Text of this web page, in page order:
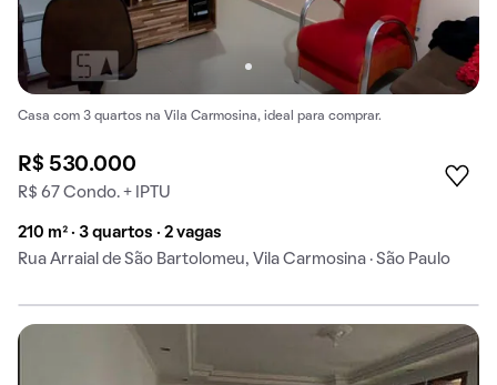
Casa com 3 quartos na Vila Carmosina, ideal para comprar.
R$ 530.000
R$ 67 Condo. + IPTU
210 m² · 3 quartos · 2 vagas
Rua Arraial de São Bartolomeu, Vila Carmosina · São Paulo